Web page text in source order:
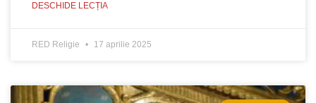
DESCHIDE LECȚIA
RED Religie 17 aprilie 2025